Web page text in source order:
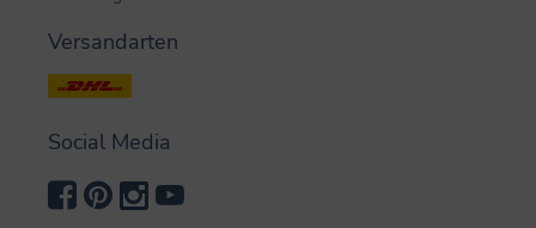
Versandarten
Social Media